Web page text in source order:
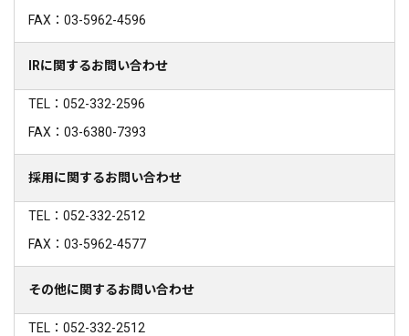
FAX：03-5962-4596
IRに関するお問い合わせ
TEL：052-332-2596
FAX：03-6380-7393
採用に関するお問い合わせ
TEL：052-332-2512
FAX：03-5962-4577
その他に関するお問い合わせ
TEL：052-332-2512